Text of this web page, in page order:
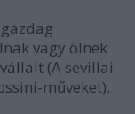
vagy ölnek
(A sevillai
műveket).